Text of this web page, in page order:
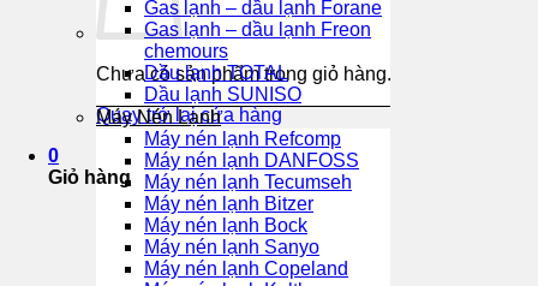
Chưa có sản phẩm trong giỏ hàng.
Quay trở lại cửa hàng
0
Giỏ hàng
Gas lạnh – dầu lạnh Forane
Gas lạnh – dầu lạnh Freon
chemours
Dầu lạnh TOTAL
Dầu lạnh SUNISO
Máy Nén Lạnh
Máy nén lạnh Refcomp
Máy nén lạnh DANFOSS
Máy nén lạnh Tecumseh
Máy nén lạnh Bitzer
Máy nén lạnh Bock
Máy nén lạnh Sanyo
Máy nén lạnh Copeland